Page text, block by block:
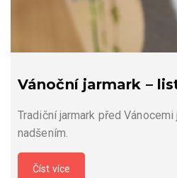
Vánoční jarmark –
Tradiční jarmark před
nadšením.
Číst více